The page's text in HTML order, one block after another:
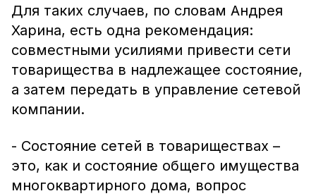
Для таких случаев, по словам Андрея
Харина, есть одна рекомендация:
совместными усилиями привести сети
товарищества в надлежащее состояние,
а затем передать в управление сетевой
компании.
- Состояние сетей в товариществах –
это, как и состояние общего имущества
многоквартирного дома, вопрос